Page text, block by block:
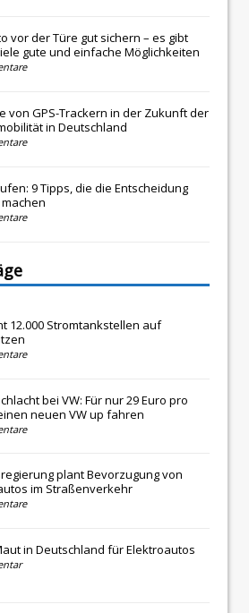
vor der Türe gut sichern – es gibt
gute und einfache Möglichkeiten
von GPS-Trackern in der Zukunft der
in Deutschland
9 Tipps, die die Entscheidung
12.000 Stromtankstellen auf
bei VW: Für nur 29 Euro pro
neuen VW up fahren
plant Bevorzugung von
im Straßenverkehr
in Deutschland für Elektroautos